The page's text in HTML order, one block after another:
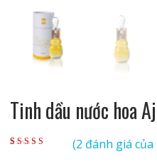
Tinh dầu nước hoa
(2 đánh giá